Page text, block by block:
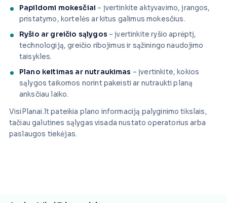
Papildomi mokesčiai – įvertinkite aktyvavimo, įrangos,
pristatymo, kortelės ar kitus galimus mokesčius.
Ryšio ar greičio sąlygos – įvertinkite ryšio aprėptį,
technologiją, greičio ribojimus ir sąžiningo naudojimo
taisykles.
Plano keitimas ar nutraukimas – įvertinkite, kokios
sąlygos taikomos norint pakeisti ar nutraukti planą
anksčiau laiko.
VisiPlanai.lt pateikia plano informaciją palyginimo tikslais,
tačiau galutines sąlygas visada nustato operatorius arba
paslaugos tiekėjas.